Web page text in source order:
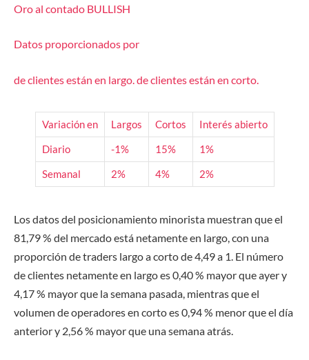
Oro al contado BULLISH
Datos proporcionados por
de clientes están en largo.de clientes están en corto.
Variación en Largos Cortos
Interés abierto
Diario
-1% 15%
1%
Semanal
2% 4% 2%
Los datos del posicionamiento minorista muestran que el
81,79 % del mercado está netamente en largo, con una
proporción de traders largo a corto de 4,49 a 1. El número
de clientes netamente en largo es 0,40 % mayor que ayer y
4,17 % mayor que la semana pasada, mientras que el
volumen de operadores en corto es 0,94 % menor que el día
anterior y 2,56 % mayor que una semana atrás.